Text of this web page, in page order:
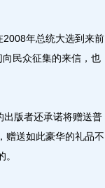
年总统大选到来前
民众征集的来信，也
版者还承诺将赠送普
赠送如此豪华的礼品不